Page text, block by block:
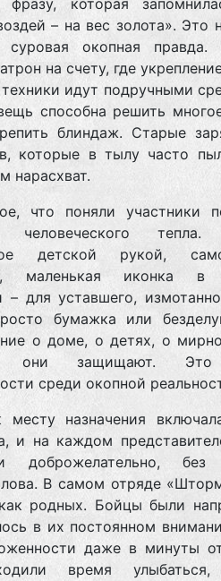
фразу, которая
– на вес золота». Это
окопная правда.
на счету, где
идут подручными
способна решить
блиндаж. Старые
которые в тылу часто
нарасхват.
что поняли участники
человеческого тепла.
детской рукой,
маленькая иконка в
– для уставшего,
бумажка или
о доме, о детях, о
они защищают. Это
среди окопной
месту назначения
и на каждом
доброжелательно, без
В самом отряде
родных. Бойцы были
в их постоянном
даже в минуты
время улыбаться,